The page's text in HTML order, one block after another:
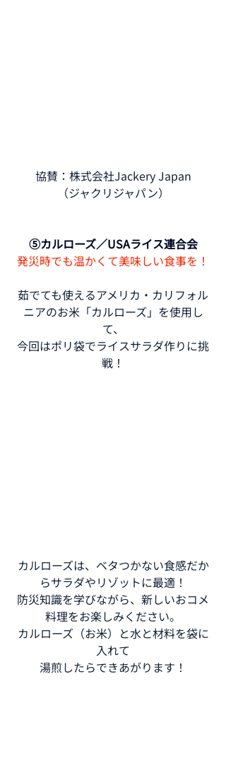
協賛：株式会社Jackery Japan
（ジャクリジャパン）
⑤カルローズ／USAライス連合会
発災時でも温かくて美味しい食事を！
茹でても使えるアメリカ・カリフォル
ニアのお米「カルローズ」を使用し
て、
今回はポリ袋でライスサラダ作りに挑
戦！
カルローズは、ベタつかない食感だか
らサラダやリゾットに最適！
防災知識を学びながら、新しいおコメ
料理をお楽しみください。
カルローズ（お米）と水と材料を袋に
入れて
湯煎したらできあがります！